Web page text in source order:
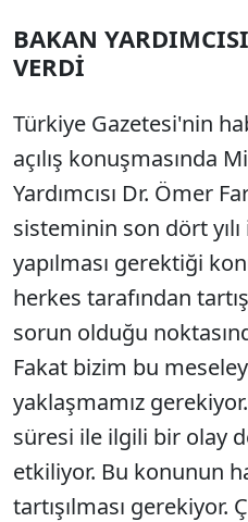
BAKAN
VERDİ
Türkiye Gazetesi'nin
açılış konuşmasında
Yardımcısı Dr. Ömer
sisteminin son dört
yapılması gerektiği
herkes tarafından
sorun olduğu
Fakat bizim bu
yaklaşmamız
süresi ile ilgili bir olay
etkiliyor. Bu konunun
tartışılması gerekiyor.